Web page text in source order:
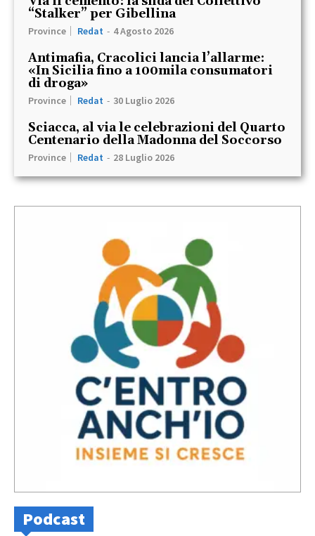
“Stalker” per Gibellina
Province Redat - 4 Agosto 2026
Antimafia, Cracolici lancia l’allarme:
«In Sicilia fino a 100mila consumatori
di droga»
Province Redat - 30 Luglio 2026
Sciacca, al via le celebrazioni del Quarto
Centenario della Madonna del Soccorso
Province Redat - 28 Luglio 2026
Podcast